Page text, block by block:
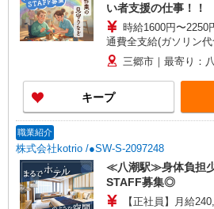
い者支援の仕事！！
時給1600円〜
通費全支給(ガソリン代
三郷市｜最寄り：
キープ
職業紹介
株式会社kotrio /●SW-S-2097248
≪八潮駅≫身体負担
STAFF募集◎
【正社員】月給